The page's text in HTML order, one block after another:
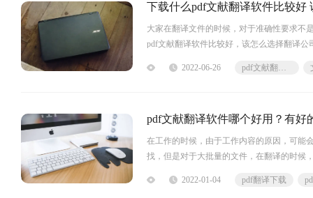
下载什么pdf文献翻译软件比较好
大家在翻译文件的时候，对于准确性要求不
pdf文献翻译软件比较好，该怎么选择翻译
2022-06-26
pdf文献翻译软件
pdf文献翻译软件哪个好用？有好
在工作的时候，由于工作内容的原因，可能
找，但是对于大批量的文件，在翻译的时候
2022-01-04
pdf翻译下载